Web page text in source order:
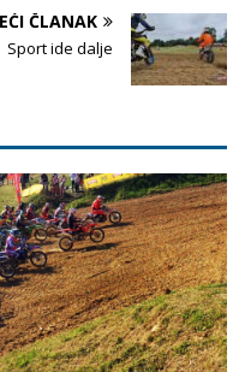
ČLANAK
Sport ide dalje